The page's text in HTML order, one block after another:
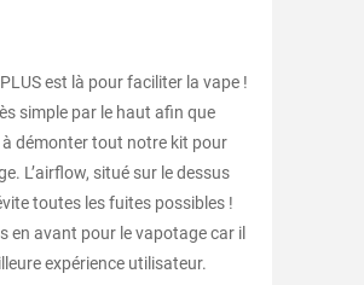
est là pour faciliter la vape !
simple par le haut afin que
à démonter tout notre kit pour
L’airflow, situé sur le dessus
toutes les fuites possibles !
en avant pour le vapotage car il
expérience utilisateur.